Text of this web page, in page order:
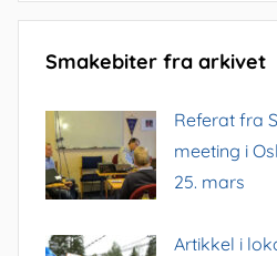
Smakebiter fra arkivet
Referat fra
meeting i
25. mars
Artikkel i